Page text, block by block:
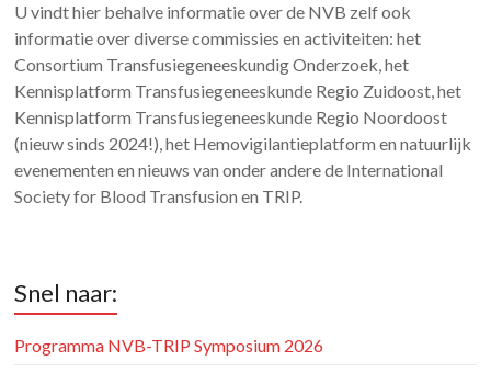
U vindt hier behalve informatie over de NVB zelf ook
informatie over diverse commissies en activiteiten: het
Consortium Transfusiegeneeskundig Onderzoek, het
Kennisplatform Transfusiegeneeskunde Regio Zuidoost, het
Kennisplatform Transfusiegeneeskunde Regio Noordoost
(nieuw sinds 2024!), het Hemovigilantieplatform en natuurlijk
evenementen en nieuws van onder andere de International
Society for Blood Transfusion en TRIP.
Snel naar:
Programma NVB-TRIP Symposium 2026